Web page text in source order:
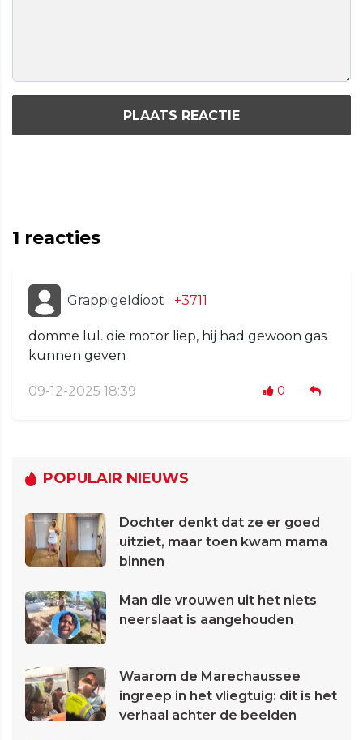
PLAATS REACTIE
1 reacties
GrappigeIdioot +3711
domme lul. die motor liep, hij had gewoon gas
kunnen geven
09-12-2025 18:39 0
POPULAIR NIEUWS
Dochter denkt dat ze er goed
uitziet, maar toen kwam mama
binnen
Man die vrouwen uit het niets
neerslaat is aangehouden
Waarom de Marechaussee
ingreep in het vliegtuig: dit is het
verhaal achter de beelden